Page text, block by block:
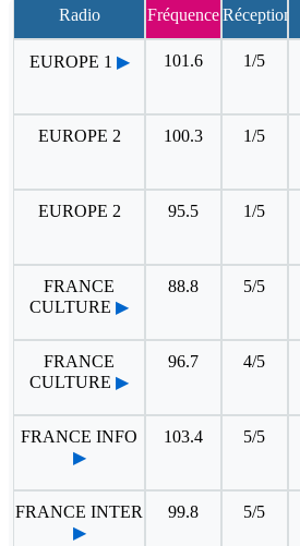
Radio FréquenceRéception
EUROPE 1 ▶ 101.6 1/5
EUROPE 2 100.3 1/5
EUROPE 2 95.5 1/5
FRANCE
CULTURE ▶
88.8 5/5
FRANCE
CULTURE ▶
96.7 4/5
FRANCE INFO
▶
103.4 5/5
FRANCE INTER
▶
99.8 5/5